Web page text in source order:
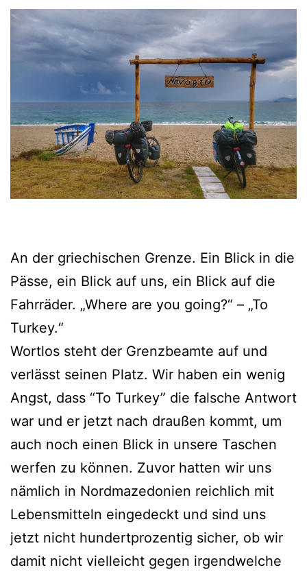
An der griechischen Grenze. Ein Blick in die
Pässe, ein Blick auf uns, ein Blick auf die
Fahrräder. „Where are you going?“ – „To
Turkey.“
Wortlos steht der Grenzbeamte auf und
verlässt seinen Platz. Wir haben ein wenig
Angst, dass “To Turkey” die falsche Antwort
war und er jetzt nach draußen kommt, um
auch noch einen Blick in unsere Taschen
werfen zu können. Zuvor hatten wir uns
nämlich in Nordmazedonien reichlich mit
Lebensmitteln eingedeckt und sind uns
jetzt nicht hundertprozentig sicher, ob wir
damit nicht vielleicht gegen irgendwelche